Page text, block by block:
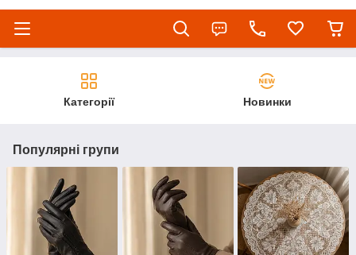
Категорії Новинки
Популярні групи